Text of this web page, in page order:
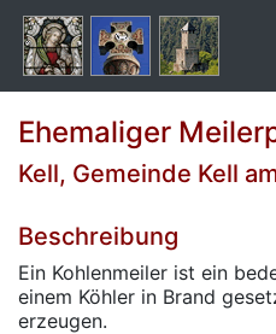
Ehemaliger
Kell, Gemeinde Kell
Beschreibung
Ein Kohlenmeiler ist ein
einem Köhler in Brand
erzeugen.